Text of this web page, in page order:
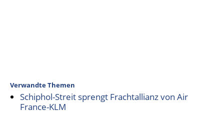
Verwandte Themen
Schiphol-Streit sprengt Frachtallianz von Air
France-KLM